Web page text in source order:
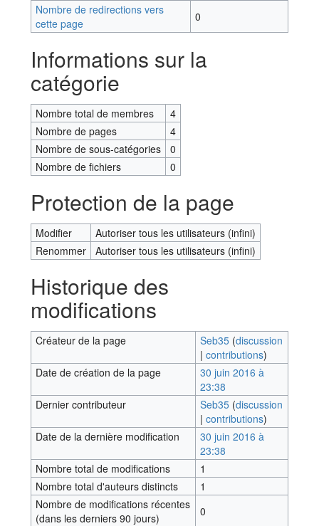
Nombre de redirections vers
cette page
0
Informations sur la
catégorie
Nombre total de membres
4
Nombre de pages
4
Nombre de sous-catégories
0
Nombre de fichiers
0
Protection de la page
Modifier
Autoriser tous les utilisateurs (infini)
Renommer
Autoriser tous les utilisateurs (infini)
Historique des
modifications
Créateur de la page Seb35 (discussion
| contributions)
Date de création de la page
30 juin 2016 à
23:38
Dernier contributeur
Seb35 (discussion
| contributions)
Date de la dernière modification
30 juin 2016 à
23:38
Nombre total de modifications
1
Nombre total d'auteurs distincts
1
Nombre de modifications récentes
(dans les derniers 90 jours)
0